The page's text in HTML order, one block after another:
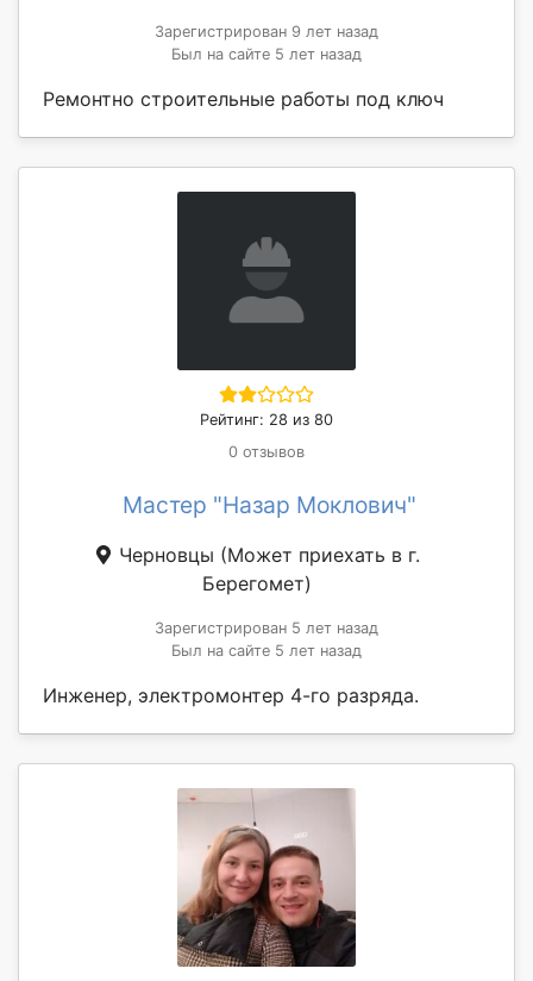
Зарегистрирован 9 лет назад
Был на сайте 5 лет назад
Ремонтно строительные работы под ключ
Рейтинг: 28 из 80
0 отзывов
Мастер "Назар Моклович"
Черновцы (Может приехать в г.
Берегомет)
Зарегистрирован 5 лет назад
Был на сайте 5 лет назад
Инженер, электромонтер 4-го разряда.